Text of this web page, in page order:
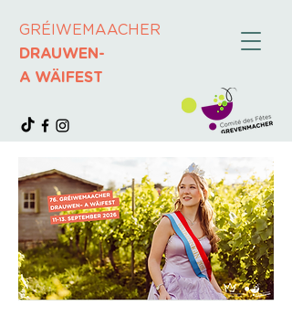
GRÉIWEMAACHER
DRAUWEN-
A WÄIFEST